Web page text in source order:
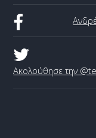
Ακολούθησε την